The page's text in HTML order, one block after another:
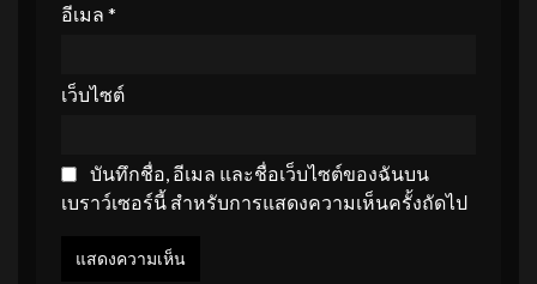
อีเมล *
เว็บไซต์
บันทึกชื่อ, อีเมล และชื่อเว็บไซต์ของฉันบน
เบราว์เซอร์นี้ สำหรับการแสดงความเห็นครั้งถัดไป